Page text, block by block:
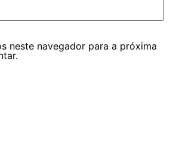
neste navegador para a próxima